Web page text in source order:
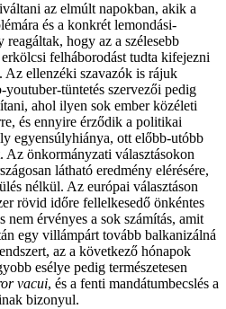
az elmúlt napokban, akik a
és a konkrét lemondási-
reagáltak, hogy az a szélesebb
felháborodást tudta kifejezni
Az ellenzéki szavazók is rájuk
tüntetés szervezői pedig
ahol ilyen sok ember közéleti
és ennyire érződik a politikai
egyensúlyhiánya, ott előbb-utóbb
Az önkormányzati választásokon
látható eredmény elérésére,
nélkül. Az európai választáson
rövid időre fellelkesedő önkéntes
nem érvényes a sok számítás, amit
egy villámpárt tovább balkanizálná
az a következő hónapok
esélye pedig természetesen
vacui, és a fenti mandátumbecslés a
bizonyul.